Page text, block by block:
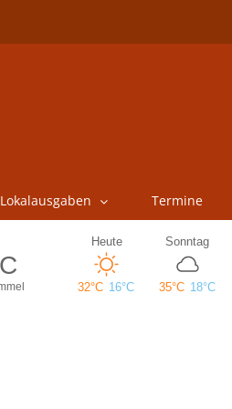
Lokalausgaben Termine